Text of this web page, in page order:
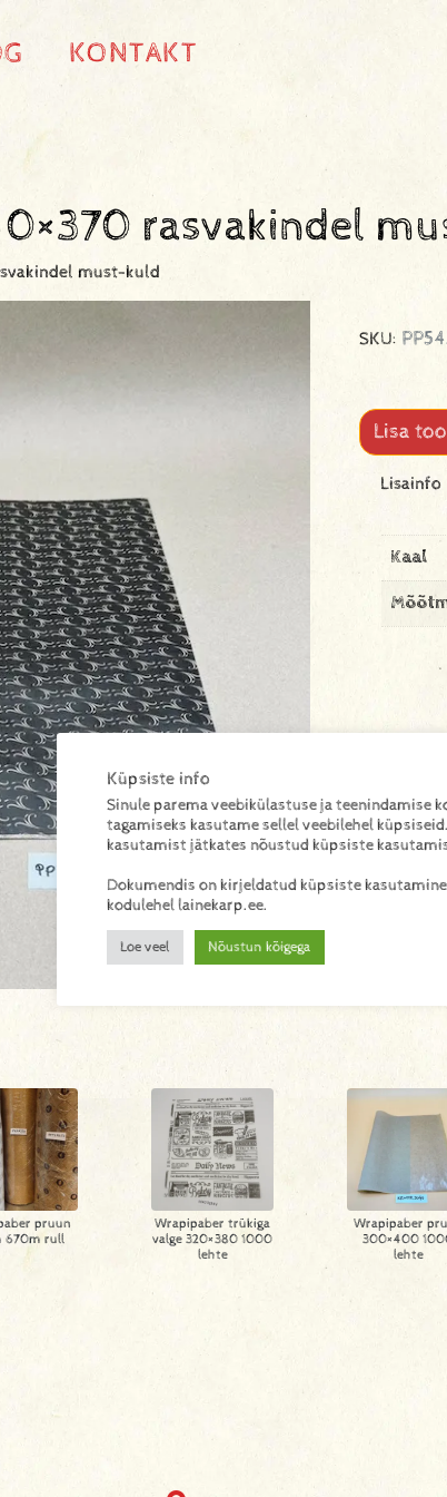
KONTAKT
rasvakindel
must-kuld
SKU:
Lisa
Lisainfo
Kaal
pruun
670m rull
Wrapipaber trükiga
valge 320×380 1000
lehte
Wrapipaber
300×400
lehte
Küpsiste info
Sinule parema veebikülastuse ja teenindamise
tagamiseks kasutame sellel veebilehel
kasutamist jätkates nõustud küpsiste
Dokumendis on kirjeldatud küpsiste
kodulehel lainekarp.ee.
Loe veel Nõustun kõigega